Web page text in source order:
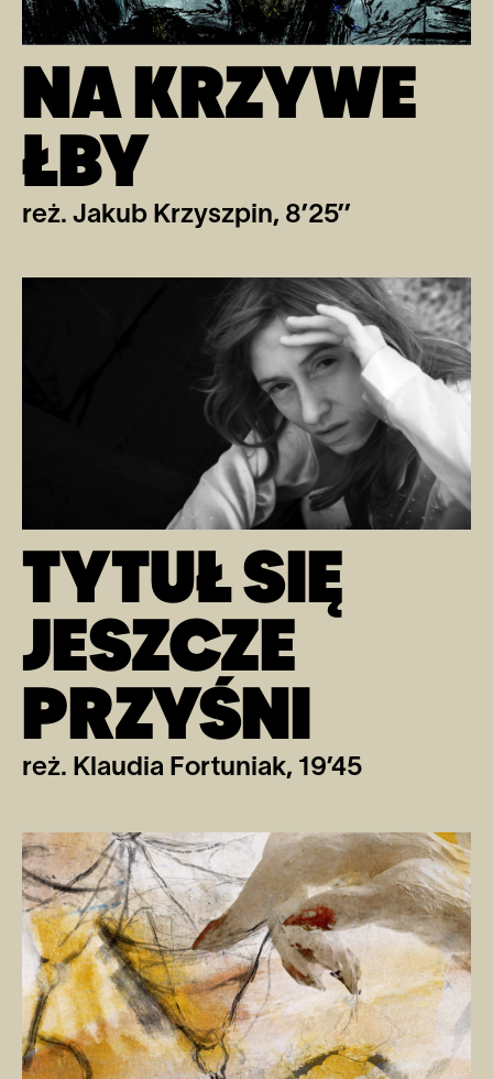
NA KRZYWE
ŁBY
reż. Jakub Krzyszpin, 8’25’’
TYTUŁ SIĘ
JESZCZE
PRZYŚNI
reż. Klaudia Fortuniak, 19’45